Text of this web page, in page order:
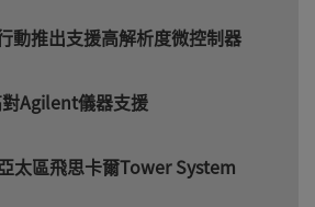
動推出支援高解析度微控制器
Agilent儀器支援
太區飛思卡爾Tower System